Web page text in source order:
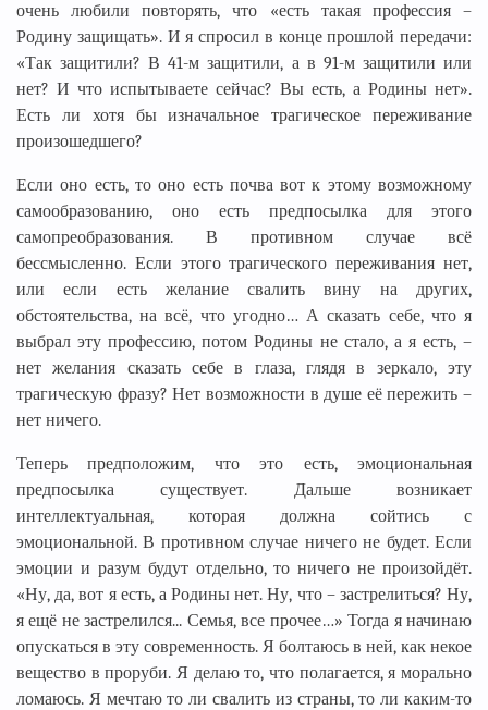
очень любили повторять, что «есть такая профессия –
Родину защищать». И я спросил в конце прошлой передачи:
«Так защитили? В 41-м защитили, а в 91-м защитили или
нет? И что испытываете сейчас? Вы есть, а Родины нет».
Есть ли хотя бы изначальное трагическое переживание
произошедшего?
Если оно есть, то оно есть почва вот к этому возможному
самообразованию, оно есть предпосылка для этого
самопреобразования. В противном случае всё
бессмысленно. Если этого трагического переживания нет,
или если есть желание свалить вину на других,
обстоятельства, на всё, что угодно… А сказать себе, что я
выбрал эту профессию, потом Родины не стало, а я есть, –
нет желания сказать себе в глаза, глядя в зеркало, эту
трагическую фразу? Нет возможности в душе её пережить –
нет ничего.
Теперь предположим, что это есть, эмоциональная
предпосылка существует. Дальше возникает
интеллектуальная, которая должна сойтись с
эмоциональной. В противном случае ничего не будет. Если
эмоции и разум будут отдельно, то ничего не произойдёт.
«Ну, да, вот я есть, а Родины нет. Ну, что – застрелиться? Ну,
я ещё не застрелился... Семья, все прочее…» Тогда я начинаю
опускаться в эту современность. Я болтаюсь в ней, как некое
вещество в проруби. Я делаю то, что полагается, я морально
ломаюсь. Я мечтаю то ли свалить из страны, то ли каким-то